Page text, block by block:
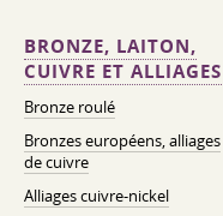
BRONZE, LAITON,
CUIVRE ET ALLIAGES
Bronze roulé
Bronzes européens, alliages
de cuivre
Alliages cuivre-nickel